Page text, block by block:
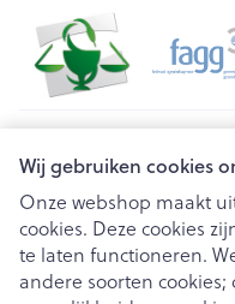
Wij gebruiken cookies
Onze webshop maakt
cookies. Deze cookies
te laten functioneren.
andere soorten
Juridische links